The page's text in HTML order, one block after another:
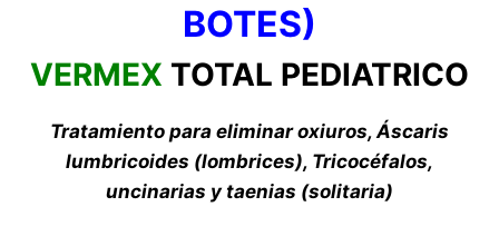
BOTES)
VERMEX TOTAL PEDIATRICO
Tratamiento para eliminar oxiuros, Áscaris
lumbricoides (lombrices), Tricocéfalos,
uncinarias y taenias (solitaria)